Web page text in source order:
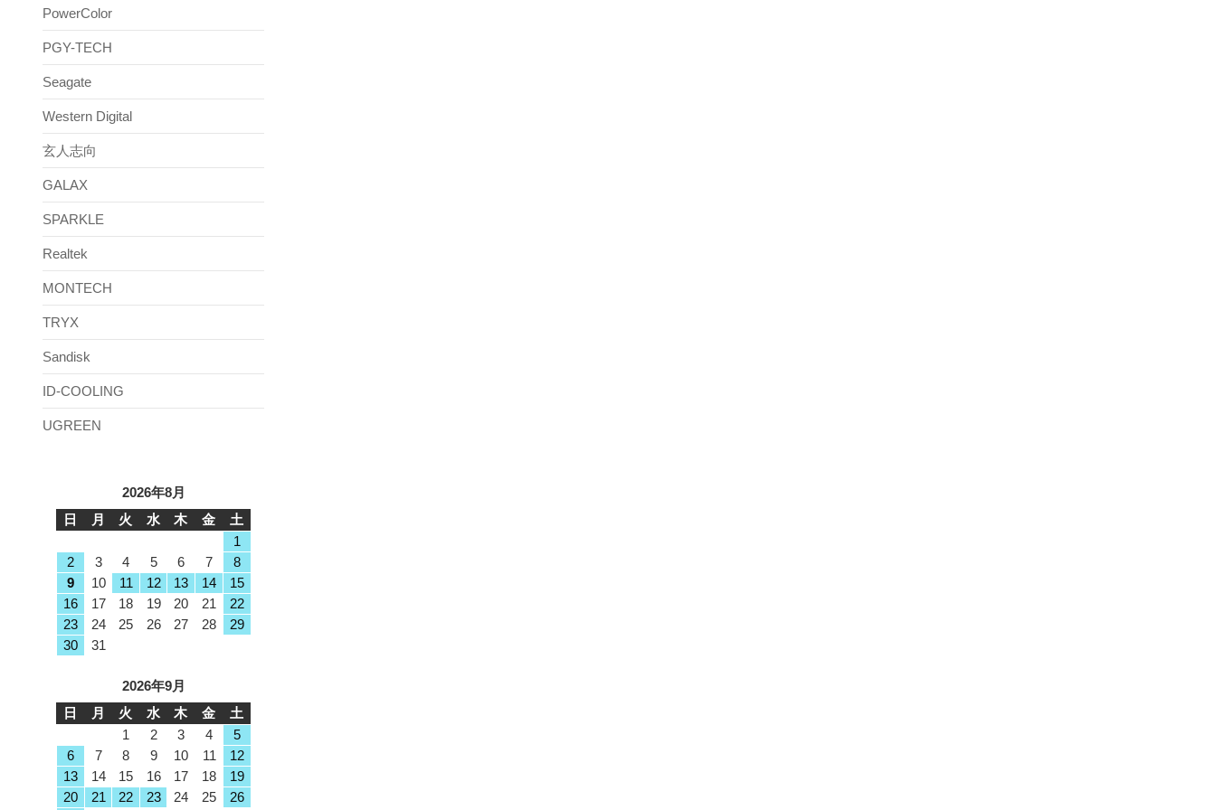
PowerColor
PGY-TECH
Seagate
Western Digital
玄人志向
GALAX
SPARKLE
Realtek
MONTECH
TRYX
Sandisk
ID-COOLING
UGREEN
2026年8月
日
月 火 水 木 金
土
1
2
3 4 5 6 7
8
9
10 11 12 13 14
15
16
17 18 19 20 21
22
23
24 25 26 27 28
29
30
31
2026年9月
日
月 火 水 木 金
土
1
2 3 4
5
6
7 8 9 10 11
12
13
14 15 16 17 18
19
20
21 22 23 24 25
26